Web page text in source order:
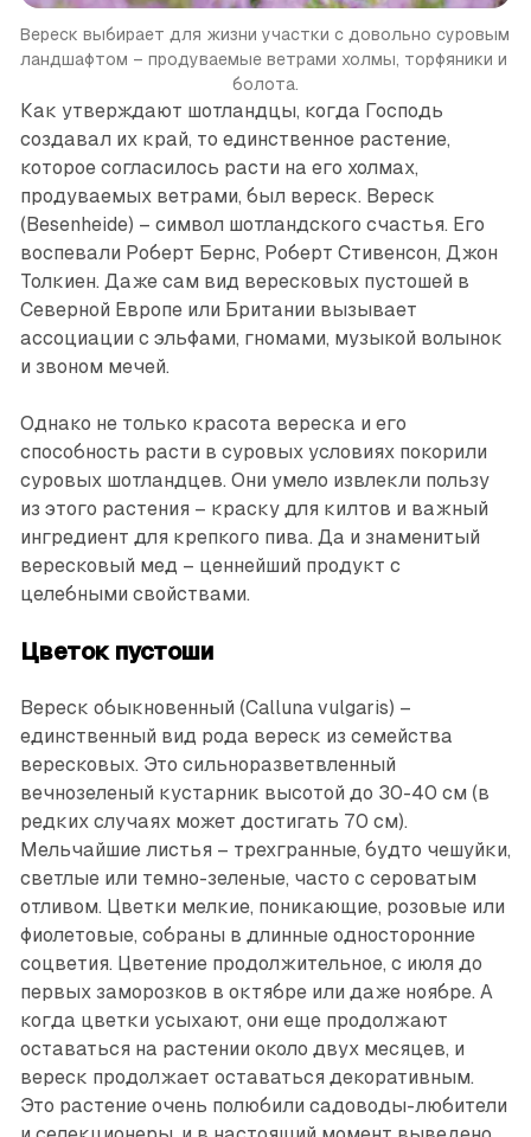
Вереск выбирает для жизни участки с довольно суровым
ландшафтом – продуваемые ветрами холмы, торфяники и
болота.
Как утверждают шотландцы, когда Господь
создавал их край, то единственное растение,
которое согласилось расти на его холмах,
продуваемых ветрами, был вереск. Вереск
(Besenheide) – символ шотландского счастья. Его
воспевали Роберт Бернс, Роберт Стивенсон, Джон
Толкиен. Даже сам вид вересковых пустошей в
Северной Европе или Британии вызывает
ассоциации с эльфами, гномами, музыкой волынок
и звоном мечей.
Однако не только красота вереска и его
способность расти в суровых условиях покорили
суровых шотландцев. Они умело извлекли пользу
из этого растения – краску для килтов и важный
ингредиент для крепкого пива. Да и знаменитый
вересковый мед – ценнейший продукт с
целебными свойствами.
Цветок пустоши
Вереск обыкновенный (Calluna vulgaris) –
единственный вид рода вереск из семейства
вересковых. Это сильноразветвленный
вечнозеленый кустарник высотой до 30-40 см (в
редких случаях может достигать 70 см).
Мельчайшие листья – трехгранные, будто чешуйки,
светлые или темно-зеленые, часто с сероватым
отливом. Цветки мелкие, поникающие, розовые или
фиолетовые, собраны в длинные односторонние
соцветия. Цветение продолжительное, с июля до
первых заморозков в октябре или даже ноябре. А
когда цветки усыхают, они еще продолжают
оставаться на растении около двух месяцев, и
вереск продолжает оставаться декоративным.
Это растение очень полюбили садоводы-любители